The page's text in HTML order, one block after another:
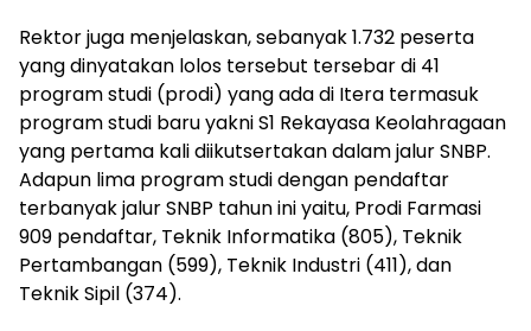
Rektor juga menjelaskan, sebanyak 1.732 peserta
yang dinyatakan lolos tersebut tersebar di 41
program studi (prodi) yang ada di Itera termasuk
program studi baru yakni S1 Rekayasa Keolahragaan
yang pertama kali diikutsertakan dalam jalur SNBP.
Adapun lima program studi dengan pendaftar
terbanyak jalur SNBP tahun ini yaitu, Prodi Farmasi
909 pendaftar, Teknik Informatika (805), Teknik
Pertambangan (599), Teknik Industri (411), dan
Teknik Sipil (374).